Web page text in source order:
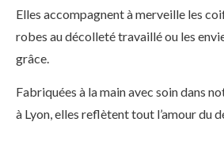
Elles accompagnent à merveille les
robes au décolleté travaillé ou les
grâce.
Fabriquées à la main avec soin dans
à Lyon, elles reflètent tout l’amour du